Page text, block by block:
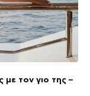
τον γιο της –